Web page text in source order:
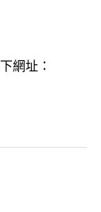
網址：